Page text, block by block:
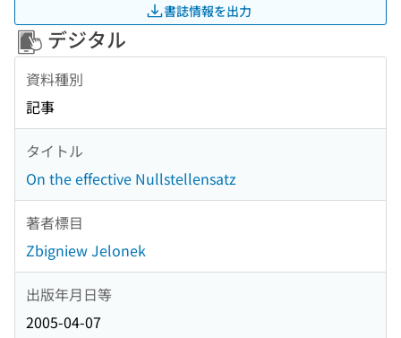
書誌情報を出力
デジタル
資料種別
記事
タイトル
On the effective Nullstellensatz
著者標目
Zbigniew Jelonek
出版年月日等
2005-04-07